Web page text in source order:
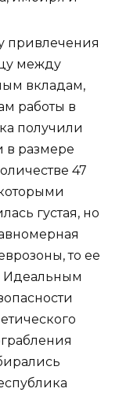
привлечения
между
вкладам,
работы в
получили
в размере
47
густая, но
то ее
Идеальным